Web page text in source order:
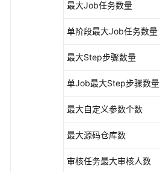
最大Job任务数量
单阶段最大Job任务数量
最大Step步骤数量
单Job最大Step步骤数量
最大自定义参数个数
最大源码仓库数
审核任务最大审核人数